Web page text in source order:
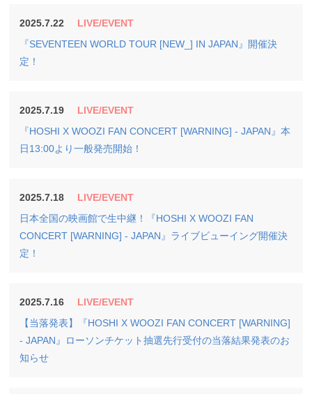
2025.7.22
LIVE/EVENT
『SEVENTEEN WORLD TOUR [NEW_] IN JAPAN』開催決
定！
2025.7.19
LIVE/EVENT
『HOSHI X WOOZI FAN CONCERT [WARNING] - JAPAN』本
日13:00より一般発売開始！
2025.7.18
LIVE/EVENT
日本全国の映画館で生中継！『HOSHI X WOOZI FAN
CONCERT [WARNING] - JAPAN』ライブビューイング開催決
定！
2025.7.16
LIVE/EVENT
【当落発表】『HOSHI X WOOZI FAN CONCERT [WARNING]
- JAPAN』ローソンチケット抽選先行受付の当落結果発表のお
知らせ